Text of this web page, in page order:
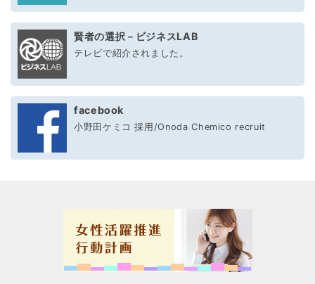
賢者の選択－ビジネスLAB
テレビで紹介されました。
facebook
小野田ケミコ 採用/Onoda Chemico recruit